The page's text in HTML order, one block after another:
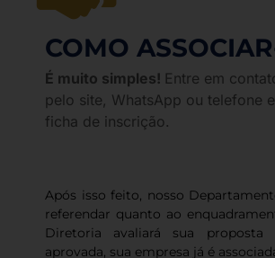
COMO
É muito simples! Entre em
pelo site, WhatsApp ou telefone
ficha de inscrição.
Após isso feito, nosso
referendar quanto ao
Diretoria avaliará sua
aprovada, sua empresa já é